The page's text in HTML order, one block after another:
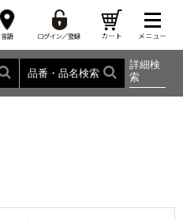
品番・品名検索
詳細検
索